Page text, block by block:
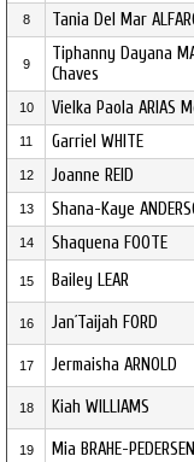
8 Tania Del Mar
9
Tiphanny Dayana
Chaves
10 Vielka Paola ARIAS
11 Garriel WHITE
12 Joanne REID
13 Shana-Kaye
14 Shaquena FOOTE
15 Bailey LEAR
16 Jan´Taijah FORD
17 Jermaisha ARNOLD
18 Kiah WILLIAMS
19 Mia BRAHE-PEDERSEN